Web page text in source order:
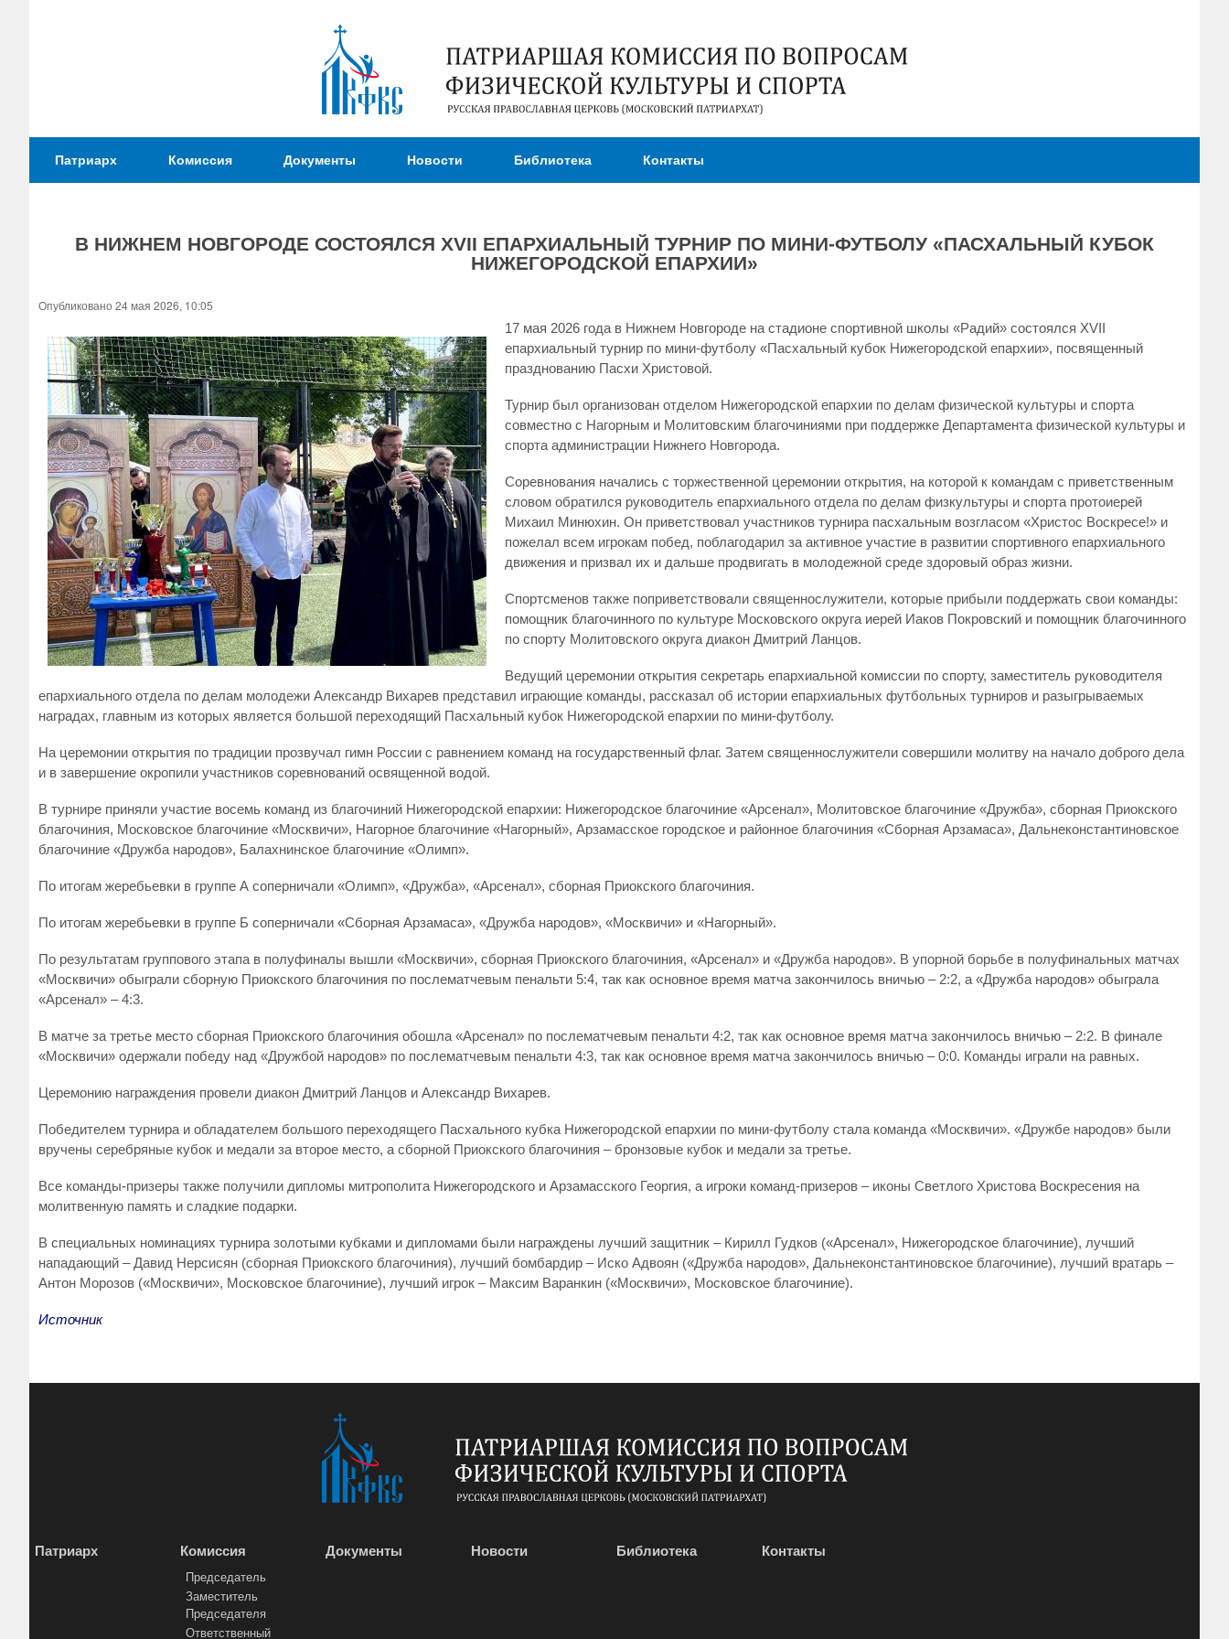
содержанию
Патриаршая
Комиссия
вопросам
физической
спорта
Патриарх Комиссия Документы Новости Библиотека Контакты
здесь
В НИЖНЕМ НОВГОРОДЕ СОСТОЯЛСЯ XVII ЕПАРХИАЛЬНЫЙ ТУРНИР ПО МИНИ-ФУТБОЛУ «ПАСХАЛЬНЫЙ КУБОК
НИЖЕГОРОДСКОЙ ЕПАРХИИ»
Опубликовано 24 мая 2026, 10:05
17 мая 2026 года в Нижнем Новгороде на стадионе спортивной школы «Радий» состоялся XVII
епархиальный турнир по мини-футболу «Пасхальный кубок Нижегородской епархии», посвященный
празднованию Пасхи Христовой.
Турнир был организован отделом Нижегородской епархии по делам физической культуры и спорта
совместно с Нагорным и Молитовским благочиниями при поддержке Департамента физической культуры и
спорта администрации Нижнего Новгорода.
Соревнования начались с торжественной церемонии открытия, на которой к командам с приветственным
словом обратился руководитель епархиального отдела по делам физкультуры и спорта протоиерей
Михаил Минюхин. Он приветствовал участников турнира пасхальным возгласом «Христос Воскресе!» и
пожелал всем игрокам побед, поблагодарил за активное участие в развитии спортивного епархиального
движения и призвал их и дальше продвигать в молодежной среде здоровый образ жизни.
Спортсменов также поприветствовали священнослужители, которые прибыли поддержать свои команды:
помощник благочинного по культуре Московского округа иерей Иаков Покровский и помощник благочинного
по спорту Молитовского округа диакон Дмитрий Ланцов.
Ведущий церемонии открытия секретарь епархиальной комиссии по спорту, заместитель руководителя
епархиального отдела по делам молодежи Александр Вихарев представил играющие команды, рассказал об истории епархиальных футбольных турниров и разыгрываемых
наградах, главным из которых является большой переходящий Пасхальный кубок Нижегородской епархии по мини-футболу.
На церемонии открытия по традиции прозвучал гимн России с равнением команд на государственный флаг. Затем священнослужители совершили молитву на начало доброго дела
и в завершение окропили участников соревнований освященной водой.
В турнире приняли участие восемь команд из благочиний Нижегородской епархии: Нижегородское благочиние «Арсенал», Молитовское благочиние «Дружба», сборная Приокского
благочиния, Московское благочиние «Москвичи», Нагорное благочиние «Нагорный», Арзамасское городское и районное благочиния «Сборная Арзамаса», Дальнеконстантиновское
благочиние «Дружба народов», Балахнинское благочиние «Олимп».
По итогам жеребьевки в группе А соперничали «Олимп», «Дружба», «Арсенал», сборная Приокского благочиния.
По итогам жеребьевки в группе Б соперничали «Сборная Арзамаса», «Дружба народов», «Москвичи» и «Нагорный».
По результатам группового этапа в полуфиналы вышли «Москвичи», сборная Приокского благочиния, «Арсенал» и «Дружба народов». В упорной борьбе в полуфинальных матчах
«Москвичи» обыграли сборную Приокского благочиния по послематчевым пенальти 5:4, так как основное время матча закончилось вничью – 2:2, а «Дружба народов» обыграла
«Арсенал» – 4:3.
В матче за третье место сборная Приокского благочиния обошла «Арсенал» по послематчевым пенальти 4:2, так как основное время матча закончилось вничью – 2:2. В финале
«Москвичи» одержали победу над «Дружбой народов» по послематчевым пенальти 4:3, так как основное время матча закончилось вничью – 0:0. Команды играли на равных.
Церемонию награждения провели диакон Дмитрий Ланцов и Александр Вихарев.
Победителем турнира и обладателем большого переходящего Пасхального кубка Нижегородской епархии по мини-футболу стала команда «Москвичи». «Дружбе народов» были
вручены серебряные кубок и медали за второе место, а сборной Приокского благочиния – бронзовые кубок и медали за третье.
Все команды-призеры также получили дипломы митрополита Нижегородского и Арзамасского Георгия, а игроки команд-призеров – иконы Светлого Христова Воскресения на
молитвенную память и сладкие подарки.
В специальных номинациях турнира золотыми кубками и дипломами были награждены лучший защитник – Кирилл Гудков («Арсенал», Нижегородское благочиние), лучший
нападающий – Давид Нерсисян (сборная Приокского благочиния), лучший бомбардир – Иско Адвоян («Дружба народов», Дальнеконстантиновское благочиние), лучший вратарь –
Антон Морозов («Москвичи», Московское благочиние), лучший игрок – Максим Варанкин («Москвичи», Московское благочиние).
Источник
Патриарх Комиссия
Председатель
Заместитель
Председателя
Ответственный
Документы Новости Библиотека Контакты